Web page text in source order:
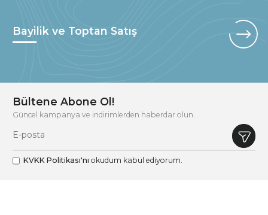
Bayilik ve Toptan Satış
Bültene Abone Ol!
Güncel kampanya ve indirimlerden haberdar olun.
KVKK Politikası'nı okudum kabul ediyorum.